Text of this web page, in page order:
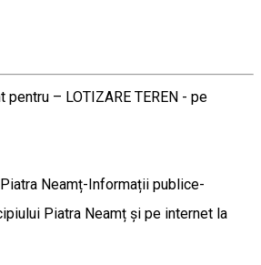
– LOTIZARE TEREN - pe
Neamț-Informații publice-
Piatra Neamț și pe internet la